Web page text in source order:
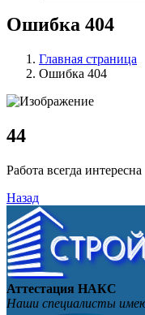
Ошибка 404
Главная страница
Ошибка 404
44
Работа всегда интересна
Назад
Аттестация НАКС
Наши специалисты